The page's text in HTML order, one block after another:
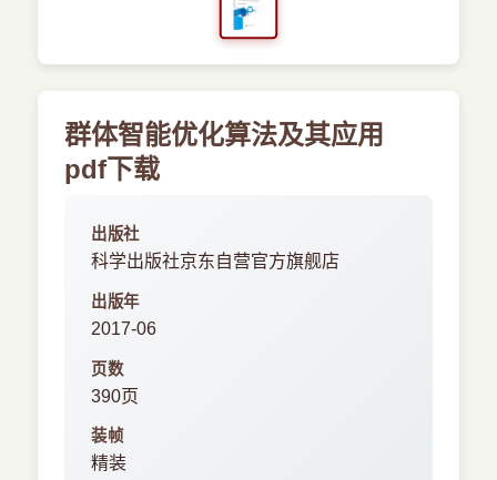
群体智能优化算法及其应用
pdf下载
出版社
科学出版社京东自营官方旗舰店
出版年
2017-06
页数
390页
装帧
精装